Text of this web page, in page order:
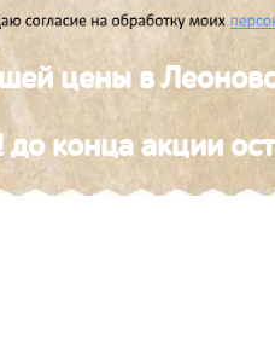
цены в
конца акции